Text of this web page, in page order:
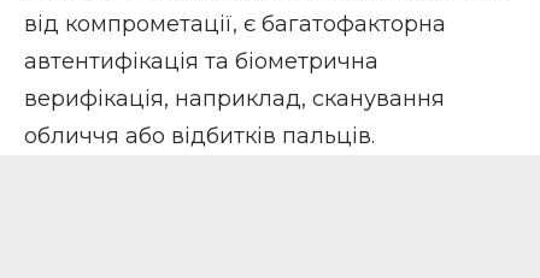
від компрометації, є багатофакторна
автентифікація та біометрична
верифікація, наприклад, сканування
обличчя або відбитків пальців.